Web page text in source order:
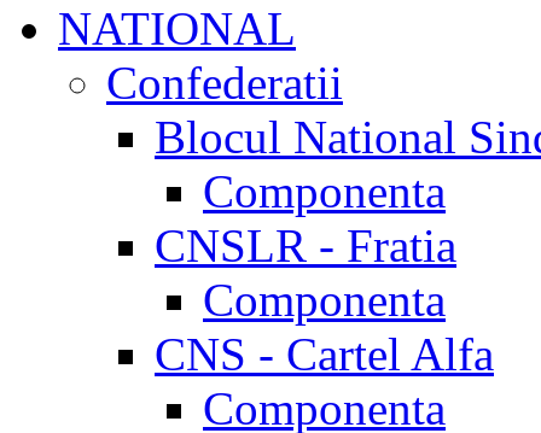
NATIONAL
Confederatii
Blocul National
Componenta
CNSLR - Fratia
Componenta
CNS - Cartel Alfa
Componenta